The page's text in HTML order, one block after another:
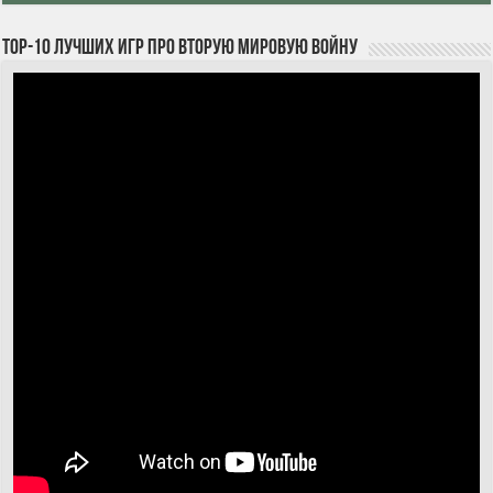
TOP-10 лучших игр про Вторую мировую войну